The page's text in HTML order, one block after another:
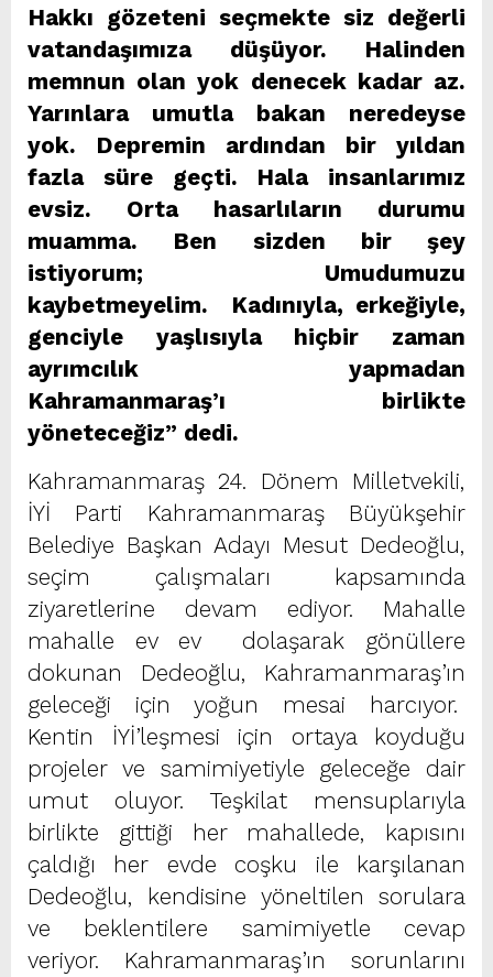
Hakkı gözeteni seçmekte siz değerli
vatandaşımıza düşüyor. Halinden
memnun olan yok denecek kadar az.
Yarınlara umutla bakan neredeyse
yok. Depremin ardından bir yıldan
fazla süre geçti. Hala insanlarımız
evsiz. Orta hasarlıların durumu
muamma. Ben sizden bir şey
istiyorum; Umudumuzu
kaybetmeyelim. Kadınıyla, erkeğiyle,
genciyle yaşlısıyla hiçbir zaman
ayrımcılık yapmadan
Kahramanmaraş’ı birlikte
yöneteceğiz” dedi.
Kahramanmaraş 24. Dönem Milletvekili,
İYİ Parti Kahramanmaraş Büyükşehir
Belediye Başkan Adayı Mesut Dedeoğlu,
seçim çalışmaları kapsamında
ziyaretlerine devam ediyor. Mahalle
mahalle ev ev dolaşarak gönüllere
dokunan Dedeoğlu, Kahramanmaraş’ın
geleceği için yoğun mesai harcıyor.
Kentin İYİ’leşmesi için ortaya koyduğu
projeler ve samimiyetiyle geleceğe dair
umut oluyor. Teşkilat mensuplarıyla
birlikte gittiği her mahallede, kapısını
çaldığı her evde coşku ile karşılanan
Dedeoğlu, kendisine yöneltilen sorulara
ve beklentilere samimiyetle cevap
veriyor. Kahramanmaraş’ın sorunlarını